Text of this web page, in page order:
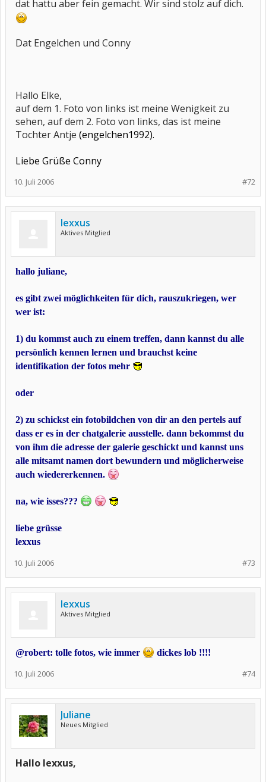
dat hattu aber fein gemacht. Wir sind stolz auf dich.
Dat Engelchen und Conny
Hallo Elke,
auf dem 1. Foto von links ist meine Wenigkeit zu
sehen, auf dem 2. Foto von links, das ist meine
Tochter Antje (engelchen1992).
Liebe Grüße Conny
#72
10. Juli 2006
lexxus
Aktives Mitglied
hallo juliane,
es gibt zwei möglichkeiten für dich, rauszukriegen, wer
wer ist:
1) du kommst auch zu einem treffen, dann kannst du alle
persönlich kennen lernen und brauchst keine
identifikation der fotos mehr
oder
2) zu schickst ein fotobildchen von dir an den pertels auf
dass er es in der chatgalerie ausstelle. dann bekommst du
von ihm die adresse der galerie geschickt und kannst uns
alle mitsamt namen dort bewundern und möglicherweise
auch wiedererkennen.
na, wie isses???
liebe grüsse
lexxus
#73
10. Juli 2006
lexxus
Aktives Mitglied
@robert: tolle fotos, wie immer dickes lob !!!!
#74
10. Juli 2006
Juliane
Neues Mitglied
Hallo lexxus,